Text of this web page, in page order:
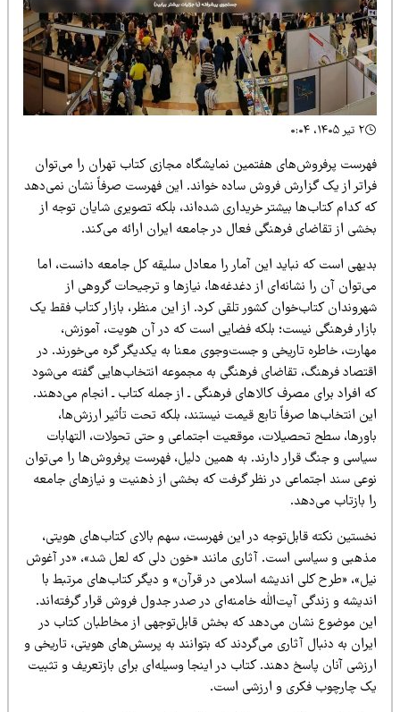
پرفروش‌های هفتمین نمایشگاه مجازی کتاب تهران را می‌توان
از یک گزارش فروش ساده خواند. این فهرست صرفاً نشان نمی‌دهد
کدام کتاب‌ها بیشتر خریداری شده‌اند، بلکه تصویری شایان توجه از
از تقاضای فرهنگی فعال در جامعه ایران ارائه می‌کند.
است که نباید این آمار را معادل سلیقه کل جامعه دانست، اما
آن را نشانه‌ای از دغدغه‌ها، نیازها و ترجیحات گروهی از
کتاب‌خوان کشور تلقی کرد. از این منظر، بازار کتاب فقط یک
فرهنگی نیست؛ بلکه فضایی است که در آن هویت، آموزش،
خاطره تاریخی و جست‌وجوی معنا به یکدیگر گره می‌خورند. در
فرهنگ، تقاضای فرهنگی به مجموعه انتخاب‌هایی گفته می‌شود
افراد برای مصرف کالاهای فرهنگی ـ از جمله کتاب ـ انجام می‌دهند.
انتخاب‌ها صرفاً تابع قیمت نیستند، بلکه تحت تأثیر ارزش‌ها،
سطح تحصیلات، موقعیت اجتماعی و حتی تحولات، التهابات
و جنگ قرار دارند. به همین دلیل، فهرست پرفروش‌ها را می‌توان
سند اجتماعی در نظر گرفت که بخشی از ذهنیت و نیازهای جامعه
بازتاب می‌دهد.
نکته قابل‌توجه در این فهرست، سهم بالای کتاب‌های هویتی،
و سیاسی است. آثاری مانند «خون دلی که لعل شد»، «در آغوش
«طرح کلی اندیشه اسلامی در قرآن» و دیگر کتاب‌های مرتبط با
و زندگی آیت‌الله خامنه‌ای در صدر جدول فروش قرار گرفته‌اند.
موضوع نشان می‌دهد که بخش قابل‌توجهی از مخاطبان کتاب در
به دنبال آثاری می‌گردند که بتوانند به پرسش‌های هویتی، تاریخی و
آنان پاسخ دهند. کتاب در اینجا وسیله‌ای برای بازتعریف و تثبیت
چارچوب فکری و ارزشی است.